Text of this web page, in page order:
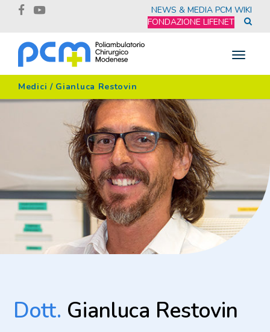
NEWS & MEDIA PCM WIKI
FONDAZIONE LIFENET
Toggle
Medici / Gianluca Restovin
Dott. Gianluca Restovin